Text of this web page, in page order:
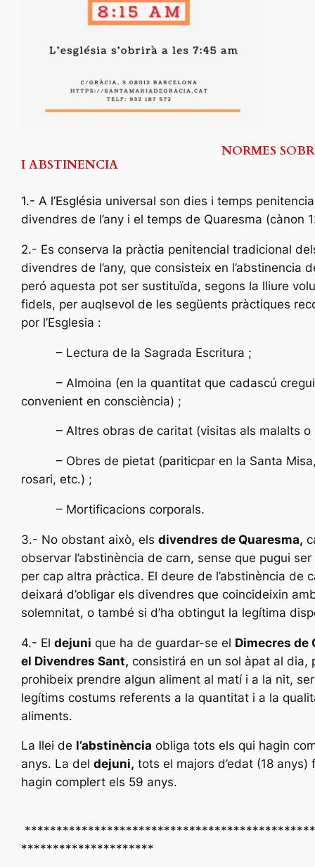
NORMES
I ABSTINENCIA
1.- A l’Església universal son dies i temps
divendres de l’any i el temps de Quaresma (cànon
2.- Es conserva la pràctia penitencial tradicional
divendres de l’any, que consisteix en l’abstinencia
peró aquesta pot ser sustituïda, segons la lliure
fidels, per auqlsevol de les següents pràctiques
por l’Esglesia :
– Lectura de la Sagrada Escritura ;
– Almoina (en la quantitat que cadascú cregui
convenient en consciència) ;
– Altres obras de caritat (visitas als malalts o
– Obres de pietat (pariticpar en la Santa
rosari, etc.) ;
– Mortificacions corporals.
3.- No obstant això, elsdivendres de Quaresma,
observar l’abstinència de carn, sense que pugui
per cap altra pràctica. El deure de l’abstinència de
deixará d’obligar els divendres que coincideixin
solemnitat, o també si d’ha obtingut la legítima
4.- Eldejuni que ha de guardar-se el Dimecres de
el Divendres Sant, consistirá en un sol àpat al dia,
prohibeix prendre algun aliment al matí i a la nit,
legítims costums referents a la quantitat i a la
aliments.
La llei de l’abstinència obliga tots els qui hagin
anys. La deldejuni, tots el majors d’edat (18 anys)
hagin complert els 59 anys.
*********************